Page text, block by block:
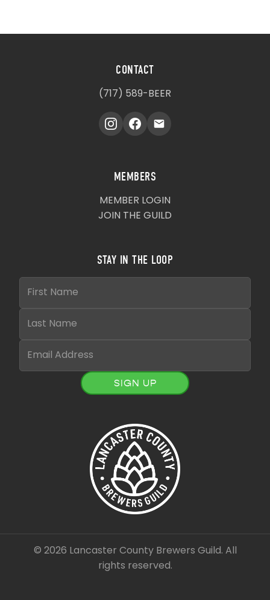
CONTACT
(717) 589-BEER
MEMBERS
MEMBER LOGIN
JOIN THE GUILD
STAY IN THE LOOP
SIGN UP
© 2026 Lancaster County Brewers Guild. All
rights reserved.